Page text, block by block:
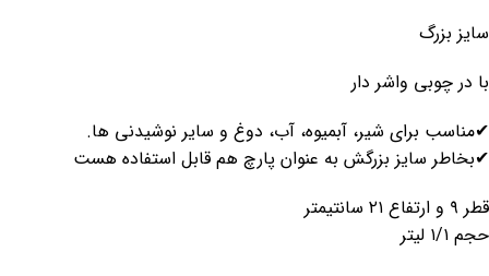
سایز بزرگ
با در چوبی واشر دار
✔مناسب برای شیر، آبمیوه، آب، دوغ و سایر نوشیدنی ها.
✔بخاطر سایز بزرگش به عنوان پارچ هم قابل استفاده هست
قطر ۹ و ارتفاع ۲۱ سانتیمتر
حجم ۱/۱ لیتر